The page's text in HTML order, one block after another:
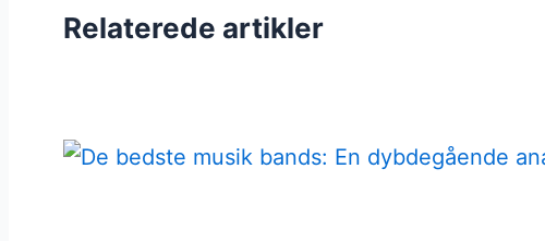
Relaterede artikler